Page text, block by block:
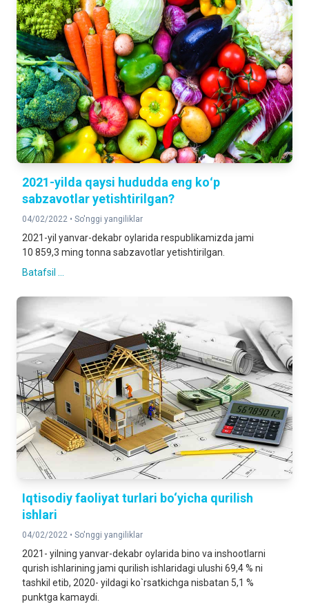
2021-yilda qaysi hududda eng koʻp
sabzavotlar yetishtirilgan?
04/02/2022 • So'nggi yangiliklar
2021-yil yanvar-dekabr oylarida respublikamizda jami
10 859,3 ming tonna sabzavotlar yetishtirilgan.
Batafsil ...
Iqtisodiy faoliyat turlari bo‘yicha qurilish
ishlari
04/02/2022 • So'nggi yangiliklar
2021- yilning yanvar-dekabr oylarida bino va inshootlarni
qurish ishlarining jami qurilish ishlaridagi ulushi 69,4 % ni
tashkil etib, 2020- yildagi ko`rsatkichga nisbatan 5,1 %
punktga kamaydi.